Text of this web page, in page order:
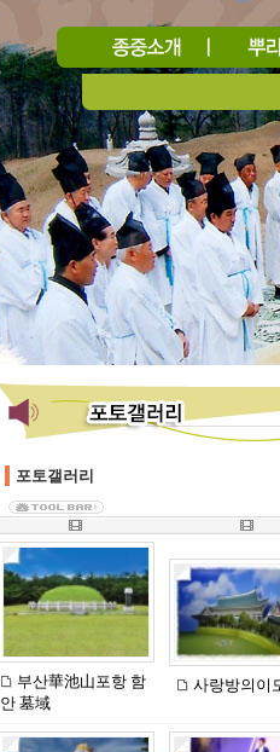
포토갤러리
부산華池山포항 함
안 墓域
사랑방의이